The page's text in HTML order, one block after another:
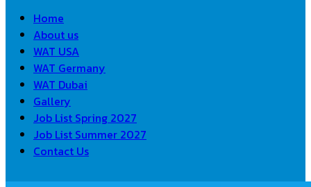
Home
About us
WAT USA
WAT Germany
WAT Dubai
Gallery
Job List Spring 2027
Job List Summer 2027
Contact Us